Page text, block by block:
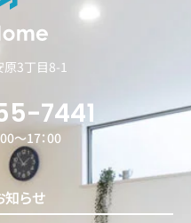
原3丁目8-1
7441
～17：00
知らせ